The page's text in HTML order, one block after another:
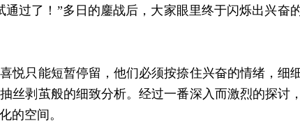
过了！”多日的鏖战后，大家眼里终于闪烁出兴奋
只能短暂停留，他们必须按捺住兴奋的情绪，细
丝剥茧般的细致分析。经过一番深入而激烈的探讨
的空间。